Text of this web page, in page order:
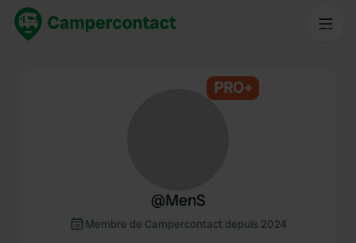
PRO+
@MenS
Membre de Campercontact depuis 2024